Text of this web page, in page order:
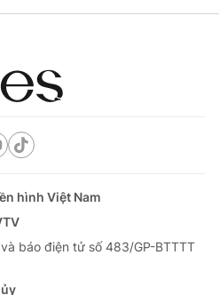
hình Việt Nam
báo điện tử số 483/GP-BTTTT